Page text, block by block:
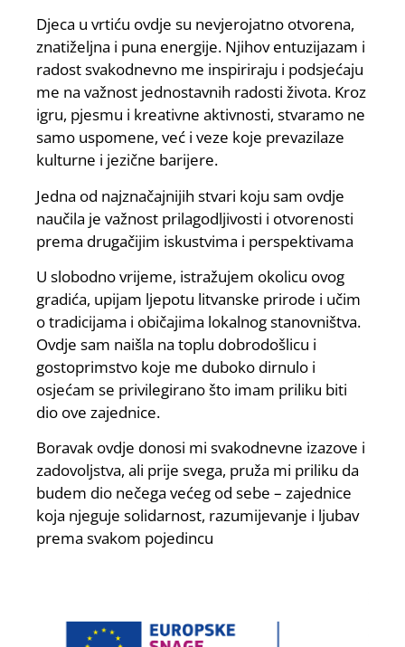
Djeca u vrtiću ovdje su nevjerojatno otvorena,
znatiželjna i puna energije. Njihov entuzijazam i
radost svakodnevno me inspiriraju i podsjećaju
me na važnost jednostavnih radosti života. Kroz
igru, pjesmu i kreativne aktivnosti, stvaramo ne
samo uspomene, već i veze koje prevazilaze
kulturne i jezične barijere.
Jedna od najznačajnijih stvari koju sam ovdje
naučila je važnost prilagodljivosti i otvorenosti
prema drugačijim iskustvima i perspektivama
U slobodno vrijeme, istražujem okolicu ovog
gradića, upijam ljepotu litvanske prirode i učim
o tradicijama i običajima lokalnog stanovništva.
Ovdje sam naišla na toplu dobrodošlicu i
gostoprimstvo koje me duboko dirnulo i
osjećam se privilegirano što imam priliku biti
dio ove zajednice.
Boravak ovdje donosi mi svakodnevne izazove i
zadovoljstva, ali prije svega, pruža mi priliku da
budem dio nečega većeg od sebe – zajednice
koja njeguje solidarnost, razumijevanje i ljubav
prema svakom pojedincu